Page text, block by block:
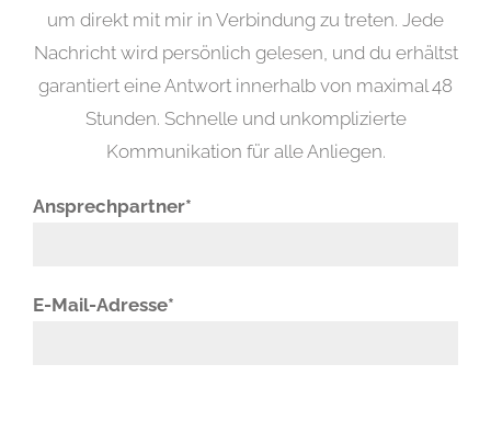
um direkt mit mir in Verbindung zu treten. Jede
Nachricht wird persönlich gelesen, und du erhältst
garantiert eine Antwort innerhalb von maximal 48
Stunden. Schnelle und unkomplizierte
Kommunikation für alle Anliegen.
Ansprechpartner*
E-Mail-Adresse*